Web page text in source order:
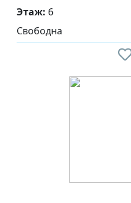
Этаж: 6
Свободна